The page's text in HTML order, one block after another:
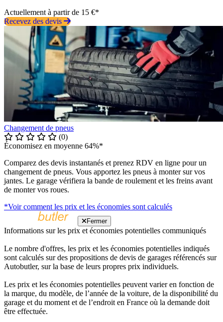
Actuellement à partir de 15 €*
Recevez des devis
Changement de pneus
(0)
Économisez en moyenne 64%*
Comparez des devis instantanés et prenez RDV en ligne pour un
changement de pneus. Vous apportez les pneus à monter sur vos
jantes. Le garage vérifiera la bande de roulement et les freins avant
de monter vos roues.
*Voir comment les prix et les économies sont calculés
Fermer
Informations sur les prix et économies potentielles communiqués
Le nombre d'offres, les prix et les économies potentielles indiqués
sont calculés sur des propositions de devis de garages référencés sur
Autobutler, sur la base de leurs propres prix individuels.
Les prix et les économies potentielles peuvent varier en fonction de
la marque, du modèle, de l’année de la voiture, de la disponibilité du
garage et du moment et de l’endroit en France où la demande doit
être effectuée.